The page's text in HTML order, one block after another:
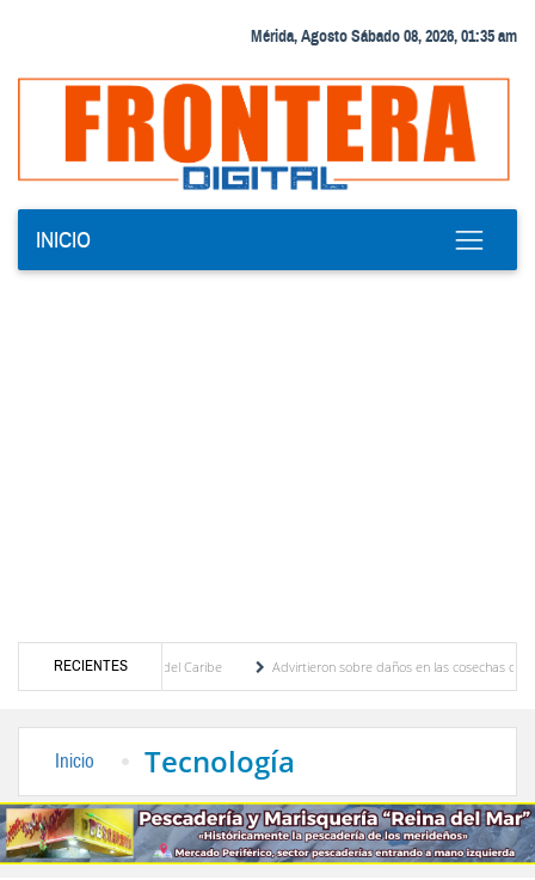
Mérida, Agosto Sábado 08, 2026, 01:35 am
INICIO
RECIENTESy del Caribe
Advirtieron sobre daños en las cosechas de los Andes
Inicio Tecnología